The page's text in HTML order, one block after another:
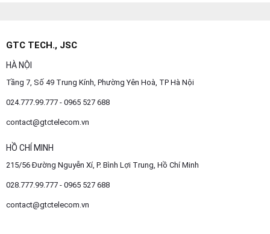
GTC TECH., JSC
HÀ NỘI
Tầng 7, Số 49 Trung Kính, Phường Yên Hoà, TP Hà Nội
024.777.99.777 - 0965 527 688
contact@gtctelecom.vn
HỒ CHÍ MINH
215/56 Đường Nguyễn Xí, P. Bình Lợi Trung, Hồ Chí Minh
028.777.99.777 - 0965 527 688
contact@gtctelecom.vn